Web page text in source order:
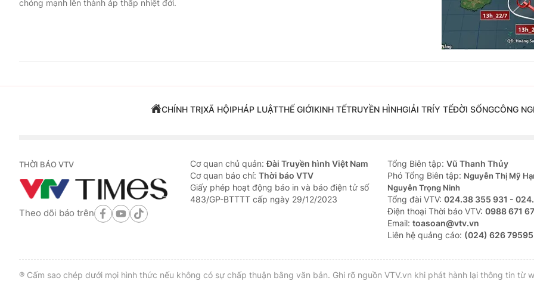
chóng mạnh lên thành áp thấp nhiệt đới.
CHÍNH TRỊXÃ HỘIPHÁP LUẬTTHẾ GIỚIKINH TẾTRUYỀN HÌNHGIẢI TRÍY TẾĐỜI SỐNGCÔNG
THỜI BÁO VTV
Theo dõi báo trên
Cơ quan chủ quản:Đài Truyền hình Việt Nam
Cơ quan báo chí: Thời báo VTV
Giấy phép hoạt động báo in và báo điện tử số
483/GP-BTTTT cấp ngày 29/12/2023
Tổng Biên tập: Vũ Thanh Thủy
Phó Tổng Biên tập: Nguyễn Thị Mỹ
Nguyễn Trọng Ninh
Tổng đài VTV: 024.38 355 931 -
Ðiện thoại Thời báo VTV: 0988 671
Email: toasoan@vtv.vn
Liên hệ quảng cáo: (024) 626 79595
® Cấm sao chép dưới mọi hình thức nếu không có sự chấp thuận bằng văn bản. Ghi rõ nguồn VTV.vn khi phát hành lại thông tin từ